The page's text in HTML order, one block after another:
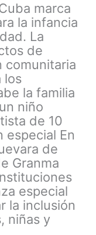
marca
la infancia
La
de
comunitaria
los
la familia
niño
de 10
especial En
de
Granma
especial
la inclusión
niñas y